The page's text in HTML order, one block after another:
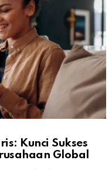
Kunci Sukses
Global